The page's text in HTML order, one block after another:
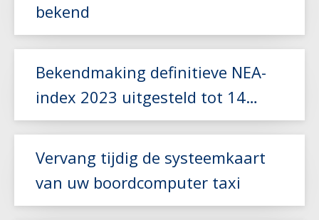
bekend
Bekendmaking definitieve NEA-
index 2023 uitgesteld tot 14
november
Vervang tijdig de systeemkaart
van uw boordcomputer taxi